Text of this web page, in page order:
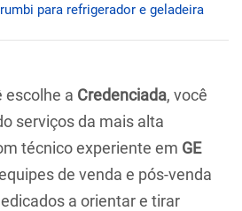
para refrigerador e geladeira
escolhe a Credenciada, você
serviços da mais alta
técnico experiente em GE
de venda e pós-venda
a orientar e tirar